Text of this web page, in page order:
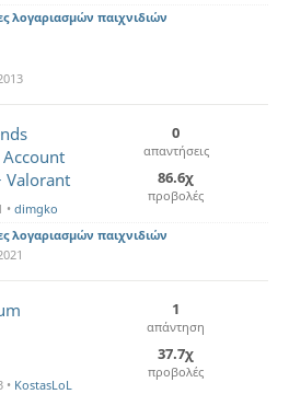
λογαριασμών παιχνιδιών
Account
Valorant
• dimgko
0
απαντήσεις
86.6χ
προβολές
λογαριασμών παιχνιδιών
• KostasLoL
1
απάντηση
37.7χ
προβολές